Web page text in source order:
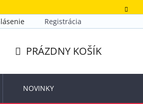
podmienkyRegistrácia
KOŠÍK
PRÁZDNY KOŠÍK
NOVINKY